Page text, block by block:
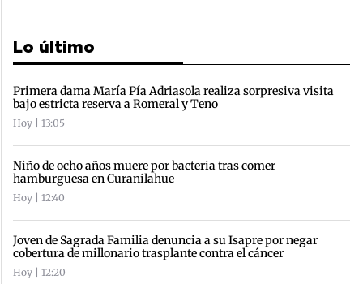
Lo último
Primera dama María Pía Adriasola realiza sorpresiva visita
bajo estricta reserva a Romeral y Teno
Hoy | 13:05
Niño de ocho años muere por bacteria tras comer
hamburguesa en Curanilahue
Hoy | 12:40
Joven de Sagrada Familia denuncia a su Isapre por negar
cobertura de millonario trasplante contra el cáncer
Hoy | 12:20